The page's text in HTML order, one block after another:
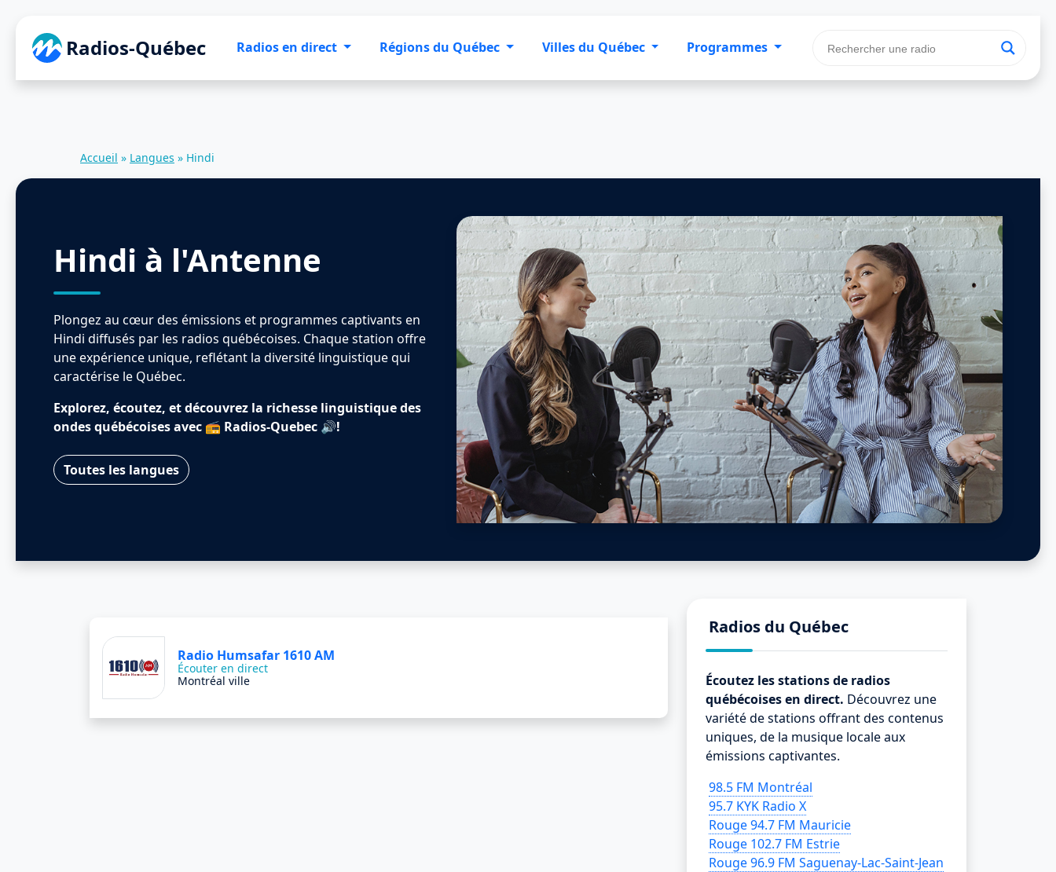
Radios-Québec Radios en direct Régions du Québec Villes du Québec Programmes
Accueil » Langues » Hindi
Hindi à l'Antenne
Plongez au cœur des émissions et programmes captivants en
Hindi diffusés par les radios québécoises. Chaque station offre
une expérience unique, reflétant la diversité linguistique qui
caractérise le Québec.
Explorez, écoutez, et découvrez la richesse linguistique des
ondes québécoises avec 📻 Radios-Quebec 🔊!
Toutes les langues
Radio Humsafar 1610 AM
Écouter en direct
Montréal ville
Radios du Québec
Écoutez les stations de radios
québécoises en direct. Découvrez une
variété de stations offrant des contenus
uniques, de la musique locale aux
émissions captivantes.
98.5 FM Montréal
95.7 KYK Radio X
Rouge 94.7 FM Mauricie
Rouge 102.7 FM Estrie
Rouge 96.9 FM Saguenay-Lac-Saint-Jean